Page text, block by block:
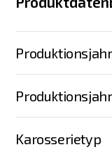
Karosserietyp